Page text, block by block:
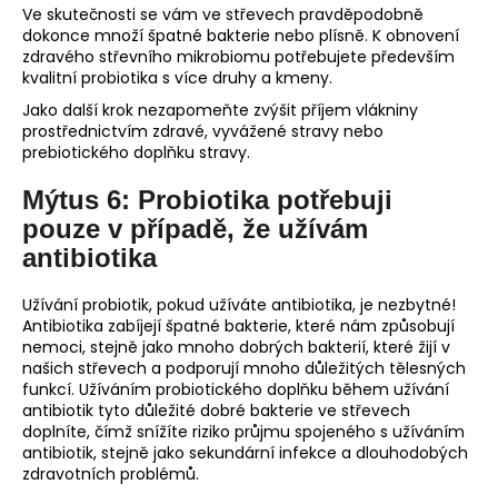
Ve skutečnosti se vám ve střevech pravděpodobně
dokonce množí špatné bakterie nebo plísně. K obnovení
zdravého střevního mikrobiomu potřebujete především
kvalitní probiotika s více druhy a kmeny.
Jako další krok nezapomeňte zvýšit příjem vlákniny
prostřednictvím zdravé, vyvážené stravy nebo
prebiotického doplňku stravy.
Mýtus 6: Probiotika potřebuji
pouze v případě, že užívám
antibiotika
Užívání probiotik, pokud užíváte antibiotika, je nezbytné!
Antibiotika zabíjejí špatné bakterie, které nám způsobují
nemoci, stejně jako mnoho dobrých bakterií, které žijí v
našich střevech a podporují mnoho důležitých tělesných
funkcí. Užíváním probiotického doplňku během užívání
antibiotik tyto důležité dobré bakterie ve střevech
doplníte, čímž snížíte riziko průjmu spojeného s užíváním
antibiotik, stejně jako sekundární infekce a dlouhodobých
zdravotních problémů.